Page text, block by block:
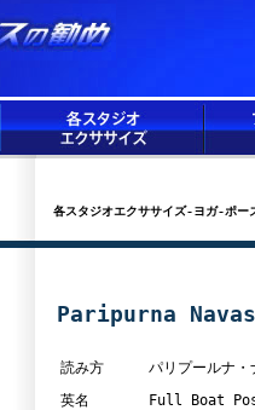
各スタジオエクササイズ-ヨガ-ポー
Paripurna
読み方
パリプールナ・
英名
Full Boat